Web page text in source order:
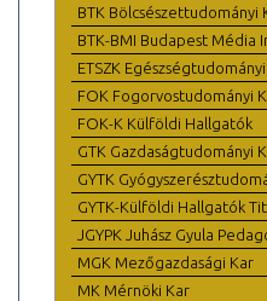
BTK Bölcsészettudományi
BTK-BMI Budapest Média
ETSZK
FOK Fogorvostudományi
FOK-K Külföldi Hallgatók
GTK Gazdaságtudományi
GYTK
GYTK-Külföldi Hallgatók
JGYPK Juhász Gyula
MGK Mezőgazdasági Kar
MK Mérnöki Kar